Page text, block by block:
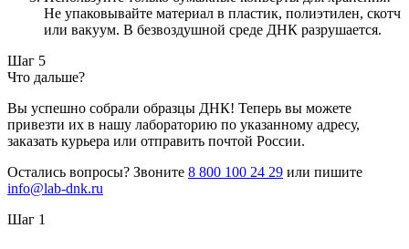
Не упаковывайте материал в пластик, полиэтилен, скотч
или вакуум. В безвоздушной среде ДНК разрушается.
Шаг 5
Что дальше?
Вы успешно собрали образцы ДНК! Теперь вы можете
привезти их в нашу лабораторию по указанному адресу,
заказать курьера или отправить почтой России.
Остались вопросы? Звоните 8 800 100 24 29 или пишите
info@lab-dnk.ru
Шаг 1